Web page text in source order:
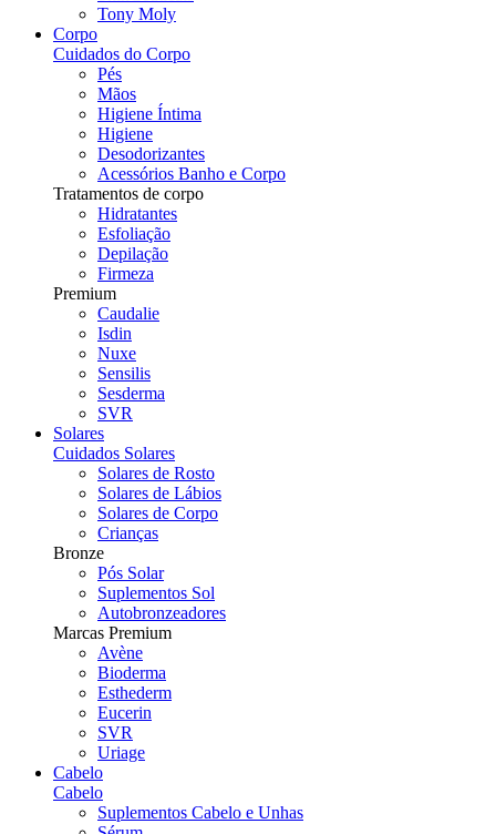
Tony Moly
Corpo
Cuidados do Corpo
Pés
Mãos
Higiene Íntima
Higiene
Desodorizantes
Acessórios Banho e Corpo
Tratamentos de corpo
Hidratantes
Esfoliação
Depilação
Firmeza
Premium
Caudalie
Isdin
Nuxe
Sensilis
Sesderma
SVR
Solares
Cuidados Solares
Solares de Rosto
Solares de Lábios
Solares de Corpo
Crianças
Bronze
Pós Solar
Suplementos Sol
Autobronzeadores
Marcas Premium
Avène
Bioderma
Esthederm
Eucerin
SVR
Uriage
Cabelo
Cabelo
Suplementos Cabelo e Unhas